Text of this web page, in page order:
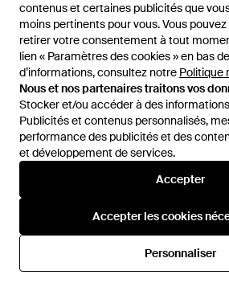
contenus et certaines publicités que
moins pertinents pour vous. Vous
retirer votre consentement à tout
lien « Paramètres des cookies » en bas
d’informations, consultez notre Politique
Nous et nos partenaires traitons vos
Stocker et/ou accéder à des
Publicités et contenus personnalisés,
performance des publicités et des
et développement de services.
Accepter
Accepter les cookies
Personnaliser
contenus et certaines publicités que
moins pertinents pour vous. Vous
retirer votre consentement à tout
lien « Paramètres des cookies » en bas
d’informations, consultez notre Politique
Nous et nos partenaires traitons vos
Stocker et/ou accéder à des
Publicités et contenus personnalisés,
performance des publicités et des
et développement de services.
Accepter
Accepter les cookies
Personnaliser
172,50 €
DSquared²
Portefeuilles et porte-cartes -
NoirDeMiinto
ÉPUISÉ
73 sur 73 affichés